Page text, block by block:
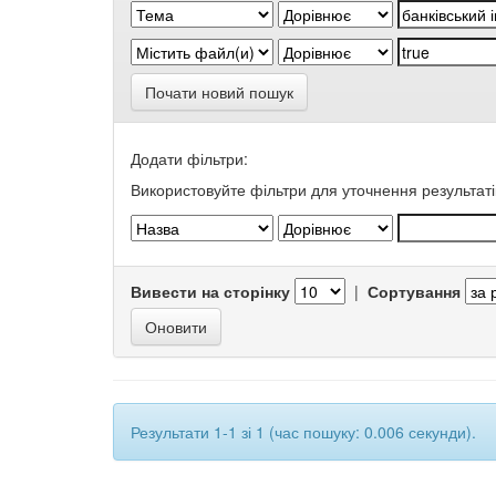
Почати новий пошук
Додати фільтри:
Використовуйте фільтри для уточнення
Вивести на сторінку | Сортування
Результати 1-1 зі 1 (час пошуку: 0.006 секунди).